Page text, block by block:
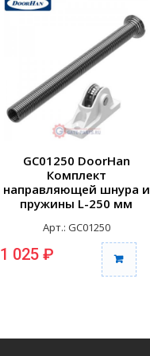
GC01250 DoorHan
Комплект
направляющей шнура и
пружины L-250 мм
Арт.: GC01250
1 025 ₽